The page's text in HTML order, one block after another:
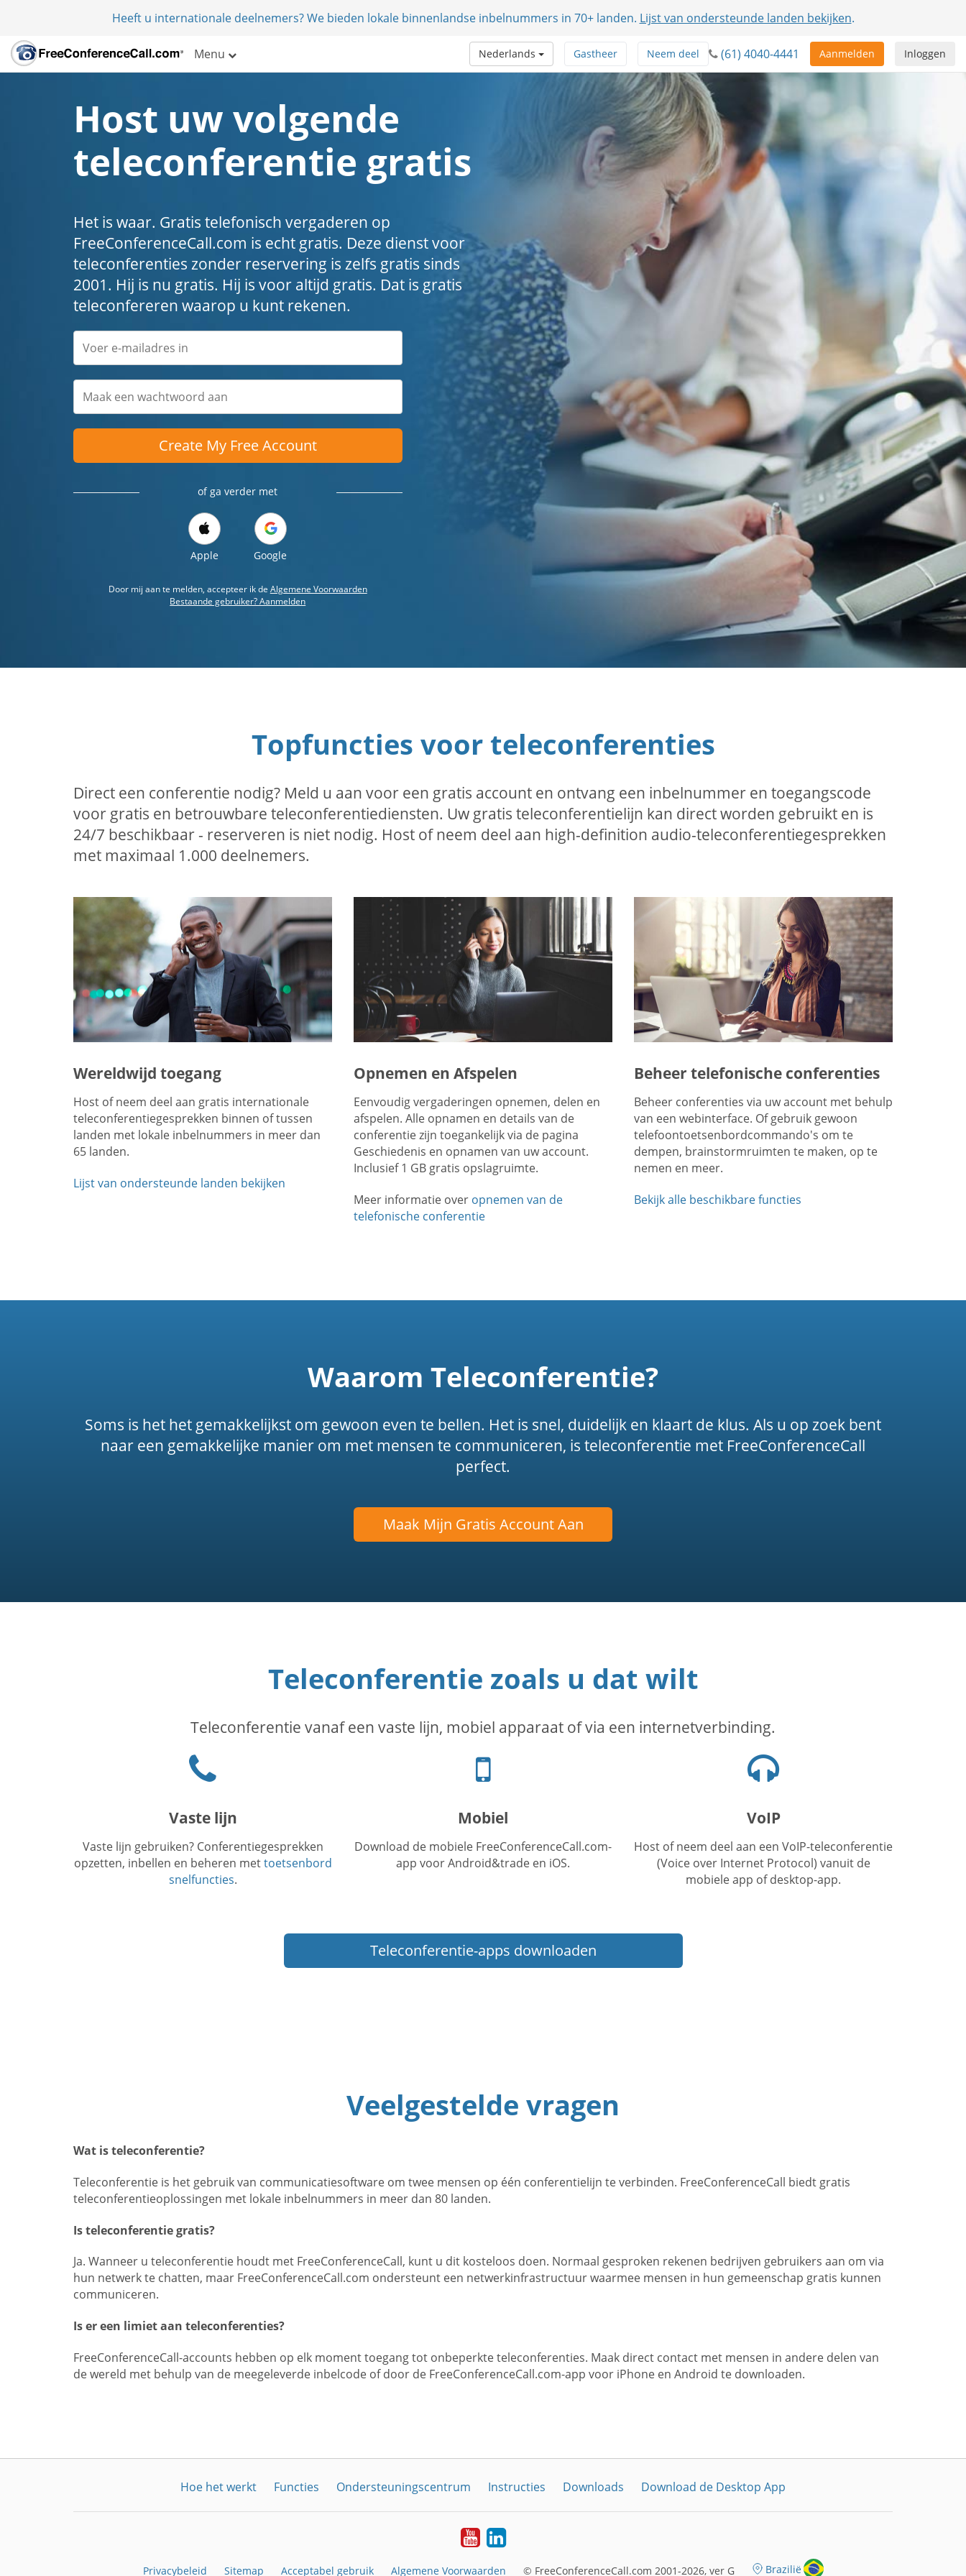
Heeft u internationale deelnemers? We bieden lokale binnenlandse inbelnummers in 70+ landen. Lijst van ondersteunde landen bekijken.
Menu Inloggen
Aanmelden
(61) 4040-4441
Neem deel
Gastheer
Nederlands
Host uw volgende
teleconferentie gratis
Het is waar. Gratis telefonisch vergaderen op
FreeConferenceCall.com is echt gratis. Deze dienst voor
teleconferenties zonder reservering is zelfs gratis sinds
2001. Hij is nu gratis. Hij is voor altijd gratis. Dat is gratis
teleconfereren waarop u kunt rekenen.
Create My Free Account
of ga verder met
Apple Google
Door mij aan te melden, accepteer ik de Algemene Voorwaarden
Bestaande gebruiker? Aanmelden
Topfuncties voor teleconferenties
Direct een conferentie nodig? Meld u aan voor een gratis account en ontvang een inbelnummer en toegangscode
voor gratis en betrouwbare teleconferentiediensten. Uw gratis teleconferentielijn kan direct worden gebruikt en is
24/7 beschikbaar - reserveren is niet nodig. Host of neem deel aan high-definition audio-teleconferentiegesprekken
met maximaal 1.000 deelnemers.
Wereldwijd toegang
Host of neem deel aan gratis internationale
teleconferentiegesprekken binnen of tussen
landen met lokale inbelnummers in meer dan
65 landen.
Lijst van ondersteunde landen bekijken
Opnemen en Afspelen
Eenvoudig vergaderingen opnemen, delen en
afspelen. Alle opnamen en details van de
conferentie zijn toegankelijk via de pagina
Geschiedenis en opnamen van uw account.
Inclusief 1 GB gratis opslagruimte.
Meer informatie over opnemen van de
telefonische conferentie
Beheer telefonische conferenties
Beheer conferenties via uw account met behulp
van een webinterface. Of gebruik gewoon
telefoontoetsenbordcommando's om te
dempen, brainstormruimten te maken, op te
nemen en meer.
Bekijk alle beschikbare functies
Waarom Teleconferentie?
Soms is het het gemakkelijkst om gewoon even te bellen. Het is snel, duidelijk en klaart de klus. Als u op zoek bent
naar een gemakkelijke manier om met mensen te communiceren, is teleconferentie met FreeConferenceCall
perfect.
Maak Mijn Gratis Account Aan
Teleconferentie zoals u dat wilt
Teleconferentie vanaf een vaste lijn, mobiel apparaat of via een internetverbinding.
icon
Vaste lijn
Vaste lijn gebruiken? Conferentiegesprekken
opzetten, inbellen en beheren mettoetsenbord
snelfuncties.
Logo
van
telefoon
Mobiel
Download de mobiele FreeConferenceCall.com-
app voor Android&trade en iOS.
icoon
VoIP
Host of neem deel aan een VoIP-teleconferentie
(Voice over Internet Protocol) vanuit de
mobiele app of desktop-app.
Teleconferentie-apps downloaden
Veelgestelde vragen
Wat is teleconferentie?
Teleconferentie is het gebruik van communicatiesoftware om twee mensen op één conferentielijn te verbinden. FreeConferenceCall biedt gratis
teleconferentieoplossingen met lokale inbelnummers in meer dan 80 landen.
Is teleconferentie gratis?
Ja. Wanneer u teleconferentie houdt met FreeConferenceCall, kunt u dit kosteloos doen. Normaal gesproken rekenen bedrijven gebruikers aan om via
hun netwerk te chatten, maar FreeConferenceCall.com ondersteunt een netwerkinfrastructuur waarmee mensen in hun gemeenschap gratis kunnen
communiceren.
Is er een limiet aan teleconferenties?
FreeConferenceCall-accounts hebben op elk moment toegang tot onbeperkte teleconferenties. Maak direct contact met mensen in andere delen van
de wereld met behulp van de meegeleverde inbelcode of door de FreeConferenceCall.com-app voor iPhone en Android te downloaden.
Hoe het werkt Functies Ondersteuningscentrum Instructies Downloads Download de Desktop App
YouTubeLinkedIn
Privacybeleid Sitemap Acceptabel gebruik Algemene Voorwaarden © FreeConferenceCall.com 2001-2026, ver G Brazilië